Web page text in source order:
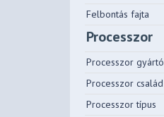
Felbontás fajta
Processzor
Processzor gyártó
Processzor család
Processzor típus